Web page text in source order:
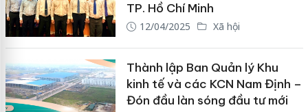
TP. Hồ Chí Minh
12/04/2025 Xã hội
Thành lập Ban Quản lý Khu
kinh tế và các KCN Nam Định –
Đón đầu làn sóng đầu tư mới